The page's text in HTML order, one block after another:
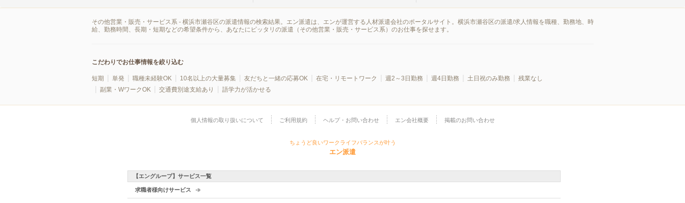
その他営業・販売・サービス系 - 横浜市瀬谷区の派遣情報の検索結果。エン派遣は、エンが運営する人材派遣会社のポータルサイト。横浜市瀬谷区の派遣/求人情報を職種、勤務地、時
給、勤務時間、長期・短期などの希望条件から、あなたにピッタリの派遣（その他営業・販売・サービス系）のお仕事を探せます。
こだわりでお仕事情報を絞り込む
短期 単発 職種未経験OK 10名以上の大量募集 友だちと一緒の応募OK 在宅・リモートワーク 週2～3日勤務 週4日勤務 土日祝のみ勤務
残業なし
副業・WワークOK
交通費別途支給あり 語学力が活かせる
個人情報の取り扱いについて ご利用規約 ヘルプ・お問い合わせ エン会社概要 掲載のお問い合わせ
ちょうど良いワークライフバランスが叶う
エン派遣
【エングループ】サービス一覧
求職者様向けサービス